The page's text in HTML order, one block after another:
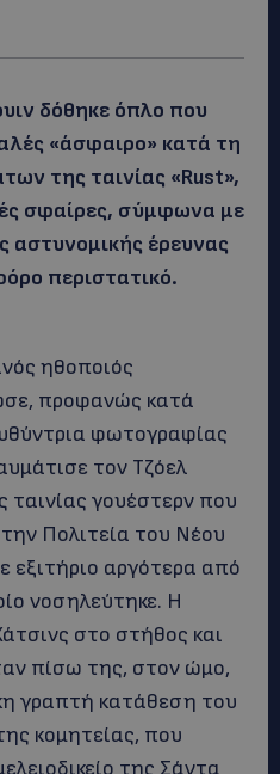
δόθηκε όπλο που
«άσφαιρο» κατά τη
της ταινίας «Rust»,
σφαίρες, σύμφωνα με
αστυνομικής έρευνας
περιστατικό.
ηθοποιός
προφανώς κατά
φωτογραφίας
τον Τζόελ
ταινίας γουέστερν που
Πολιτεία του Νέου
εξιτήριο αργότερα από
νοσηλεύτηκε. Η
στο στήθος και
πίσω της, στον ώμο,
γραπτή κατάθεση του
κομητείας, που
της Σάντα